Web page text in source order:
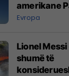
amerikane
Evropa
Lionel
shumë të